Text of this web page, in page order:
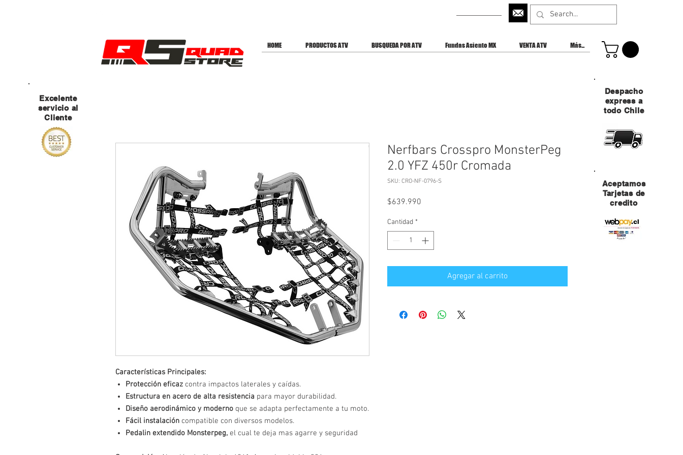
HOME PRODUCTOS ATV BUSQUEDA POR ATV Fundas Asiento MX VENTA ATV Más...
Características Principales:
Protección eficaz contra impactos laterales y caídas.
Estructura en acero de alta resistencia para mayor durabilidad.
Diseño aerodinámico y moderno que se adapta perfectamente a tu moto.
Fácil instalación compatible con diversos modelos.
Pedalin extendido Monsterpeg, el cual te deja mas agarre y seguridad
Nerfbars Crosspro MonsterPeg
2.0 YFZ 450r Cromada
SKU: CRO-NF-0796-S
$639.990
Cantidad *
Agregar al carrito
Aceptamos
Tarjetas de
credito
Excelente
servicio al
Cliente
Despacho
express a
todo Chile